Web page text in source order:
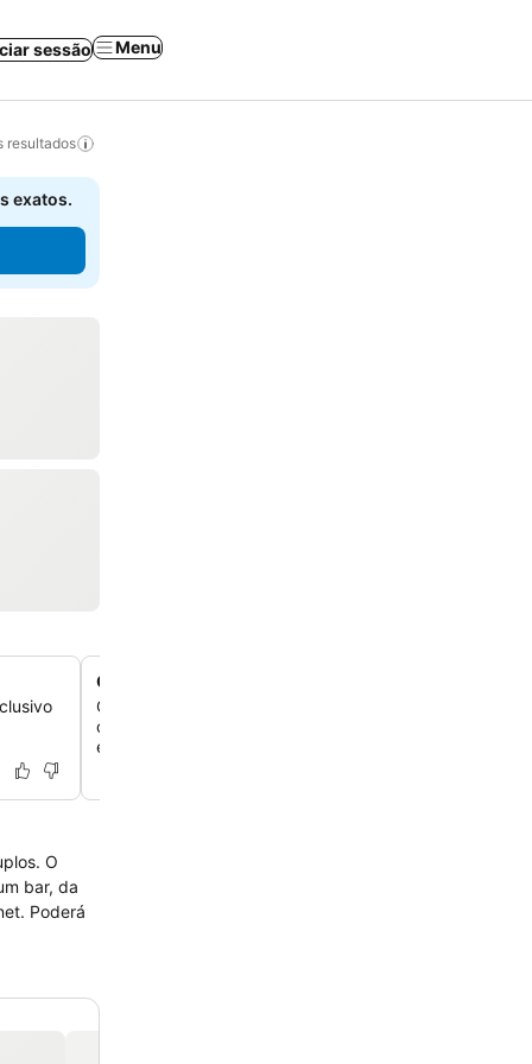
sessão Menu
resultados
exatos.
Café da manhã buffet variado
Comece o seu dia com um café da manhã buffet
oferece uma ampla seleção de opções quentes e frias,
estação de omeletes.
O
bar, da
Poderá